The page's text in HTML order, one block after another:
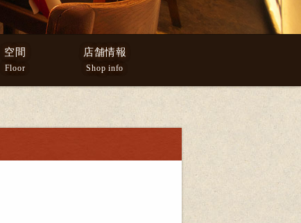
空間
Floor
店舗情報
Shop info